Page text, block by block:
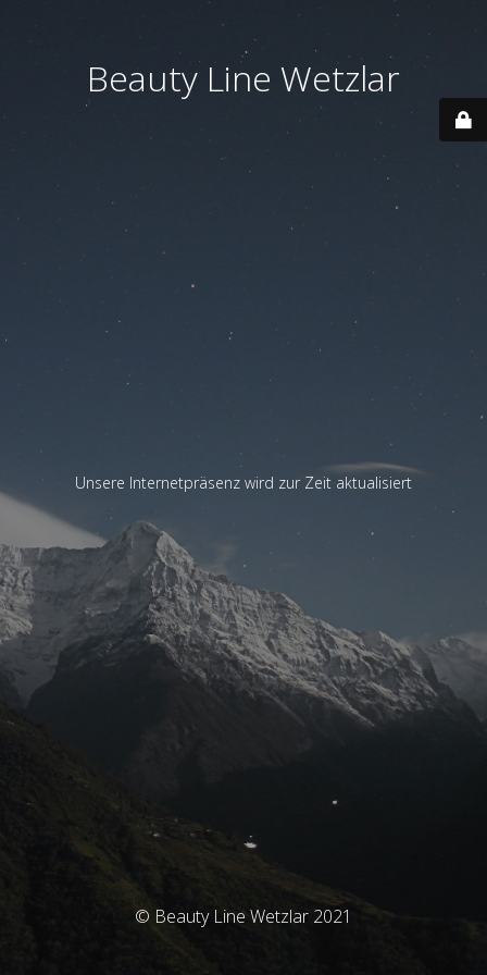
Beauty Line Wetzlar
Unsere Internetpräsenz wird zur Zeit aktualisiert
© Beauty Line Wetzlar 2021